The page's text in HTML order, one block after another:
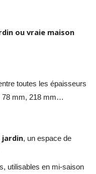
ou vraie maison
toutes les épaisseurs
78 mm, 218 mm…
jardin, un espace de
utilisables en mi-saison